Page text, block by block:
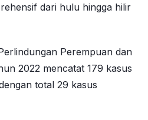
dari hulu hingga hilir
Perempuan dan
2022 mencatat 179 kasus
total 29 kasus